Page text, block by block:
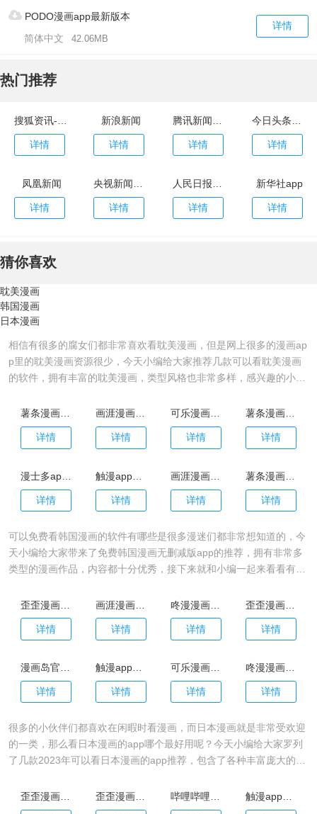
PODO漫画app最新版本
简体中文
42.06MB
详情
热门推荐
详情
新浪新闻
详情 详情 详情
凤凰新闻
详情 详情 详情
新华社app
详情
猜你喜欢
耽美漫画
韩国漫画
日本漫画
相信有很多的腐女们都非常喜欢看耽美漫画，但是网上很多的漫画ap
p里的耽美漫画资源很少，今天小编给大家推荐几款可以看耽美漫画
的软件，拥有丰富的耽美漫画，类型风格也非常多样，感兴趣的小伙
薯条漫画安卓版
详情
画涯漫画app官方版
详情
可乐漫画app新版
详情
薯条漫画app官方版
详情
详情 详情 详情 详情
可以免费看韩国漫画的软件有哪些是很多漫迷们都非常想知道的，今
天小编给大家带来了免费韩国漫画无删减版app的推荐，拥有非常多
类型的漫画作品，内容都十分优秀，接下来就和小编一起来看看有没
详情 详情 详情 详情
漫画岛官网在线动漫免费观看
详情
触漫app最新版
详情
可乐漫画app新版
详情
咚漫漫画官方版
详情
很多的小伙伴们都喜欢在闲暇时看漫画，而日本漫画就是非常受欢迎
的一类，那么看日本漫画的app哪个最好用呢？今天小编给大家罗列
了几款2023年可以看日本漫画的app推荐，包含了各种丰富庞大的漫